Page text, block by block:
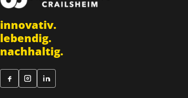
innovativ.
lebendig.
nachhaltig.